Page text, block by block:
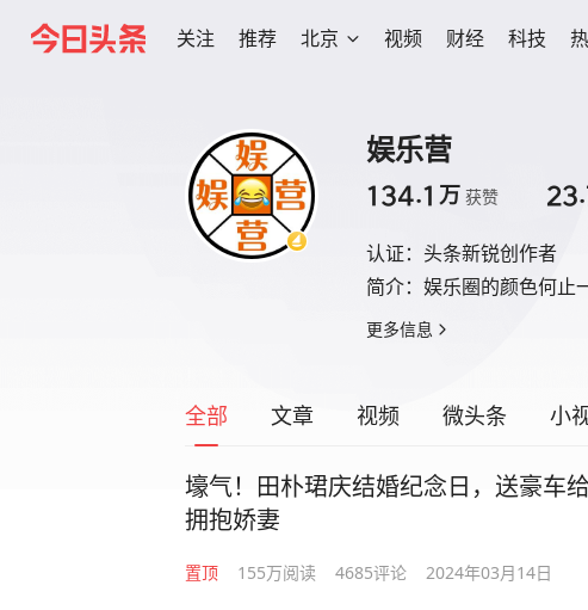
关注 推荐 北京 视频 财经 科技
娱乐营
134.1 万 获赞
认证： 头条新锐创作者
简介： 娱乐圈的颜色何止
更多信息
全部 文章 视频 微头条 小
壕气！田朴珺庆结婚纪念日，送豪车
拥抱娇妻
置顶 155万阅读 4685评论 2024年03月14日